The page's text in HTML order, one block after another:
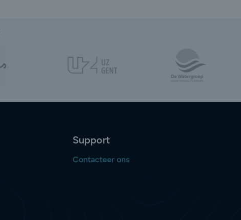
Support
Contacteer ons